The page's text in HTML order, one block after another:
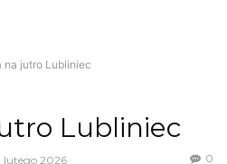
na jutro Lubliniec
Lubliniec
lutego 2026 0